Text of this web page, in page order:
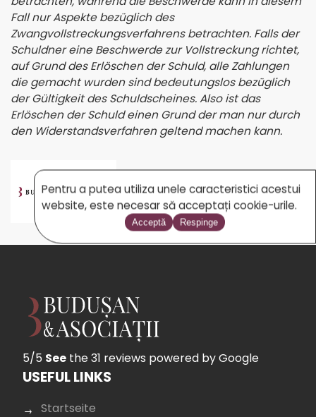
Fall nur Aspekte bezüglich des
Zwangvollstreckungsverfahrens betrachten. Falls der
Schuldner eine Beschwerde zur Vollstreckung richtet,
auf Grund des Erlöschen der Schuld, alle Zahlungen
die gemacht wurden sind bedeutungslos bezüglich
der Gültigkeit des Schuldscheines. Also ist das
Erlöschen der Schuld einen Grund der man nur durch
den Widerstandsverfahren geltend machen kann.
BUDUSAN.COM
5/5 See the 31 reviews powered by Google
USEFUL LINKS
Startseite
Pentru a putea utiliza unele caracteristici acestui
website, este necesar să acceptați cookie-urile.
Acceptă Respinge